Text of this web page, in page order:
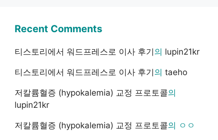
Recent Comments
티스토리에서 워드프레스로 이사 후기의 lupin21kr
티스토리에서 워드프레스로 이사 후기의 taeho
저칼륨혈증 (hypokalemia) 교정 프로토콜의
lupin21kr
저칼륨혈증 (hypokalemia) 교정 프로토콜의 ㅇㅇ